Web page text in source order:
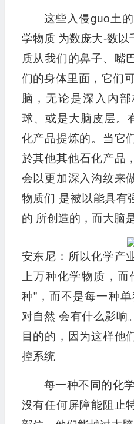
这些入侵guo土
学物质 为数庞大-数以
质从我们的鼻子、嘴
们的身体里面，它们
脑，无论是深入內
球、或是大脑皮层。
化产品提炼的。当它
於其他其他石化产品
会以更加深入沟纹来
物质们 是被以能具有
的 所创造的，而大脑
安东尼：所以化学产
上万种化学物质，
种”，而不是每一种
对自然 会有什么影响
目的的，因为这样他
控系统
每一种不同的化
没有任何屏障能阻止